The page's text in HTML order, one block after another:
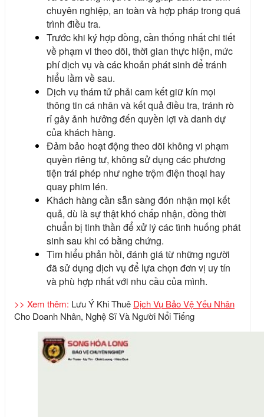
chuyên nghiệp, an toàn và hợp pháp trong quá
trình điều tra.
Trước khi ký hợp đồng, cần thống nhất chi tiết
về phạm vi theo dõi, thời gian thực hiện, mức
phí dịch vụ và các khoản phát sinh để tránh
hiểu lầm về sau.
Dịch vụ thám tử phải cam kết giữ kín mọi
thông tin cá nhân và kết quả điều tra, tránh rò
rỉ gây ảnh hưởng đến quyền lợi và danh dự
của khách hàng.
Đảm bảo hoạt động theo dõi không vi phạm
quyền riêng tư, không sử dụng các phương
tiện trái phép như nghe trộm điện thoại hay
quay phim lén.
Khách hàng cần sẵn sàng đón nhận mọi kết
quả, dù là sự thật khó chấp nhận, đồng thời
chuẩn bị tinh thần để xử lý các tình huống phát
sinh sau khi có bằng chứng.
Tìm hiểu phản hồi, đánh giá từ những người
đã sử dụng dịch vụ để lựa chọn đơn vị uy tín
và phù hợp nhất với nhu cầu của mình.
>> Xem thêm: Lưu Ý KhiThuê Dịch Vụ Bảo Vệ Yếu Nhân
Cho Doanh Nhân, Nghệ Sĩ Và Người Nổi Tiếng